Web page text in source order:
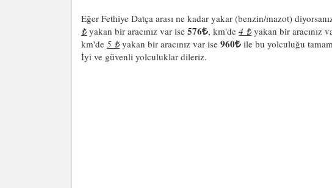
Eğer Fethiye Datça arası ne kadar yakar (benzin/mazot)
₺yakan bir aracınız var ise 576 , km'de 4 ₺yakan bir aracınız
km'de 5 ₺yakan bir aracınız var ise 960
ile bu yolculuğu
İyi ve güvenli yolculuklar dileriz.